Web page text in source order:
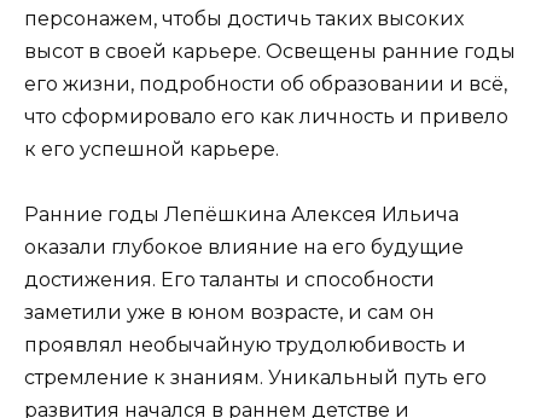
персонажем, чтобы достичь таких высоких
высот в своей карьере. Освещены ранние годы
его жизни, подробности об образовании и всё,
что сформировало его как личность и привело
к его успешной карьере.
Ранние годы Лепёшкина Алексея Ильича
оказали глубокое влияние на его будущие
достижения. Его таланты и способности
заметили уже в юном возрасте, и сам он
проявлял необычайную трудолюбивость и
стремление к знаниям. Уникальный путь его
развития начался в раннем детстве и